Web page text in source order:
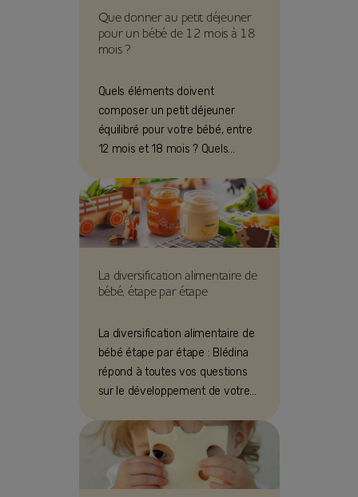
Que donner au petit déjeuner
pour un bébé de 12 mois à 18
mois ?
Quels éléments doivent
composer un petit déjeuner
équilibré pour votre bébé, entre
12 mois et 18 mois ? Quels
Suivez le guide !
La diversification alimentaire de
bébé, étape par étape
La diversification alimentaire de
bébé étape par étape : Blédina
répond à toutes vos questions
sur le développement de votre